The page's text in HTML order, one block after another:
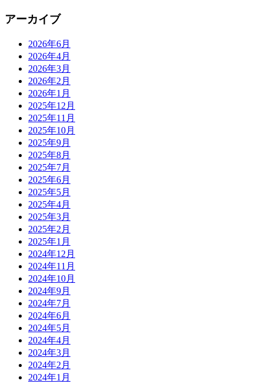
アーカイブ
2026年6月
2026年4月
2026年3月
2026年2月
2026年1月
2025年12月
2025年11月
2025年10月
2025年9月
2025年8月
2025年7月
2025年6月
2025年5月
2025年4月
2025年3月
2025年2月
2025年1月
2024年12月
2024年11月
2024年10月
2024年9月
2024年7月
2024年6月
2024年5月
2024年4月
2024年3月
2024年2月
2024年1月